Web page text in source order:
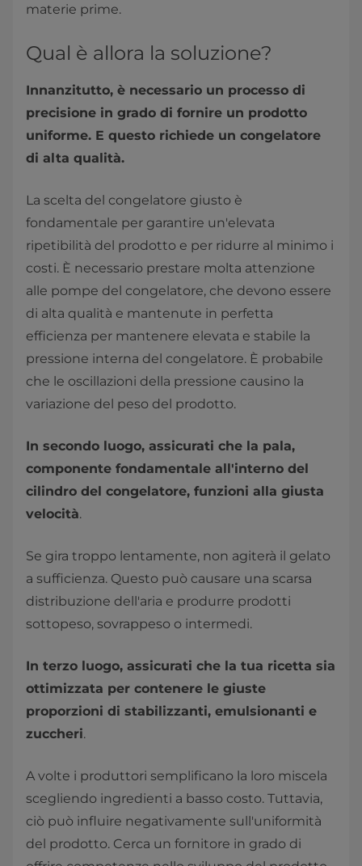
materie prime.
Qual è allora la soluzione?
Innanzitutto, è necessario un processo di
precisione in grado di fornire un prodotto
uniforme. E questo richiede un congelatore
di alta qualità.
La scelta del congelatore giusto è
fondamentale per garantire un'elevata
ripetibilità del prodotto e per ridurre al minimo i
costi. È necessario prestare molta attenzione
alle pompe del congelatore, che devono essere
di alta qualità e mantenute in perfetta
efficienza per mantenere elevata e stabile la
pressione interna del congelatore. È probabile
che le oscillazioni della pressione causino la
variazione del peso del prodotto.
In secondo luogo, assicurati che la pala,
componente fondamentale all'interno del
cilindro del congelatore, funzioni alla giusta
velocità.
Se gira troppo lentamente, non agiterà il gelato
a sufficienza. Questo può causare una scarsa
distribuzione dell'aria e produrre prodotti
sottopeso, sovrappeso o intermedi.
In terzo luogo, assicurati che la tua ricetta sia
ottimizzata per contenere le giuste
proporzioni di stabilizzanti, emulsionanti e
zuccheri.
A volte i produttori semplificano la loro miscela
scegliendo ingredienti a basso costo. Tuttavia,
ciò può influire negativamente sull'uniformità
del prodotto. Cerca un fornitore in grado di